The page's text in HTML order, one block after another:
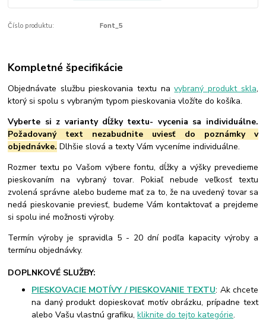
Číslo produktu: Font_5
Kompletné špecifikácie
Objednávate službu pieskovania textu navybraný produkt skla,
ktorý si spolu s vybraným typom pieskovania vložíte do košíka.
Vyberte si z varianty dĺžky textu- vycenia sa individuálne.
Požadovaný text nezabudnite uviesť do poznámky v
objednávke. Dlhšie slová a texty Vám vyceníme individuálne.
Rozmer textu po Vašom výbere fontu, dĺžky a výšky prevedieme
pieskovaním na vybraný tovar. Pokiaľ nebude veľkosť textu
zvolená správne alebo budeme mať za to, že na uvedený tovar sa
nedá pieskovanie previesť, budeme Vám kontaktovať a prejdeme
si spolu iné možnosti výroby.
Termín výroby je spravidla 5 - 20 dní podľa kapacity výroby a
termínu objednávky.
DOPLNKOVÉ SLUŽBY:
PIESKOVACIE MOTÍVY / PIESKOVANIE TEXTU: Ak chcete
na daný produkt dopieskovať motív obrázku, prípadne text
alebo Vašu vlastnú grafiku,kliknite do tejto kategórie.